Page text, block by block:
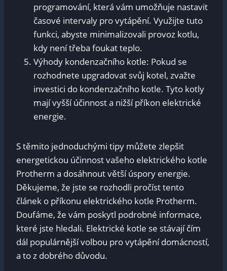
programování, která vám umožňuje nastavit
časové intervaly pro vytápění. Využijte tuto
funkci, abyste minimalizovali provoz kotlu,
kdy není třeba foukat teplo.
Výhody kondenzačního kotle: Pokud se
rozhodnete upgradovat svůj kotel, zvažte
investici do kondenzačního kotle. Tyto kotly
mají vyšší účinnost a nižší příkon elektrické
energie.
S těmito jednoduchými tipy můžete zlepšit
energetickou účinnost vašeho elektrického kotle
Protherm a dosáhnout větší úspory energie.
Děkujeme, že jste se rozhodli pročíst tento
článek o příkonu elektrického kotle Protherm.
Doufáme, že vám poskytl podrobné informace,
které jste hledali. Elektrické kotle se stávají čím
dál populárnější volbou pro vytápění domácností,
a to z dobrého důvodu.